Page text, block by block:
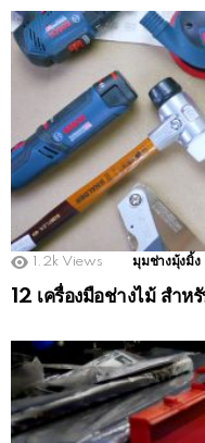
1.2k Views มุมช่างมุ้งมิ้ง
12 เครื่องมือช่างไม้ สำ